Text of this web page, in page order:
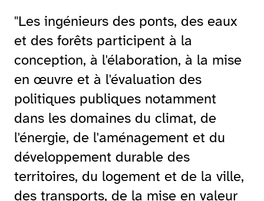
"Les ingénieurs des ponts, des eaux
et des forêts participent à la
conception, à l'élaboration, à la mise
en œuvre et à l'évaluation des
politiques publiques notamment
dans les domaines du climat, de
l'énergie, de l'aménagement et du
développement durable des
territoires, du logement et de la ville,
des transports, de la mise en valeur